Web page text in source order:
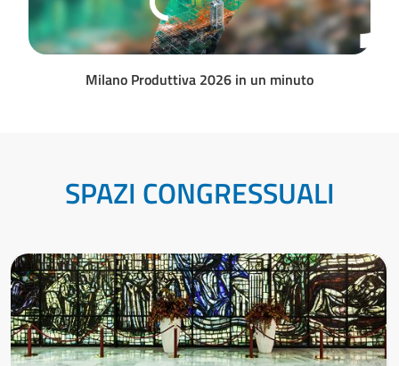
Milano Produttiva 2026 in un minuto
SPAZI CONGRESSUALI